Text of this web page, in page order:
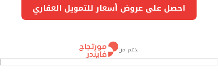
احصل على عروض أسعار للتمويل العقاري
بدعم من